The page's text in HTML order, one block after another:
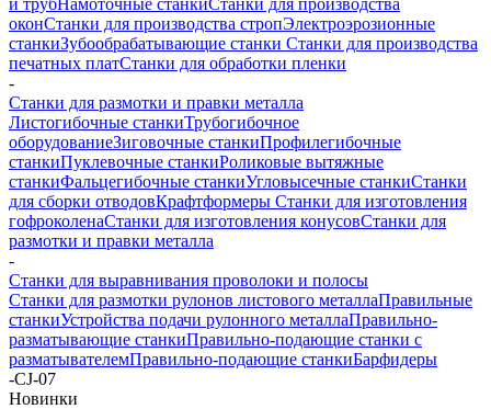
оконСтанки для производства стропЭлектроэрозионные
станкиЗубообрабатывающие станки Станки для производства
печатных платСтанки для обработки пленки
-
Станки для размотки и правки металла
Листогибочные станкиТрубогибочное
оборудованиеЗиговочные станкиПрофилегибочные
станкиПуклевочные станкиРоликовые вытяжные
станкиФальцегибочные станкиУгловысечные станкиСтанки
для сборки отводовКрафтформеры Станки для изготовления
гофроколенаСтанки для изготовления конусовСтанки для
размотки и правки металла
-
Станки для выравнивания проволоки и полосы
Станки для размотки рулонов листового металлаПравильные
станкиУстройства подачи рулонного металлаПравильно-
разматывающие станкиПравильно-подающие станки с
разматывателемПравильно-подающие станкиБарфидеры
-CJ-07
Новинки